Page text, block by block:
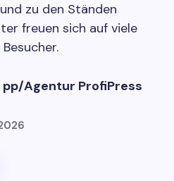
zu den Ständen
freuen sich auf viele
pp/Agentur ProfiPress